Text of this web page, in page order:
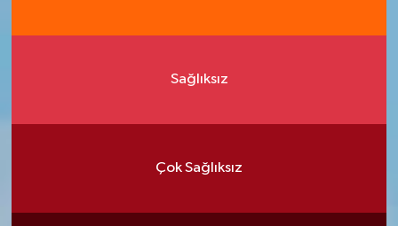
Sağlıksız
Çok Sağlıksız